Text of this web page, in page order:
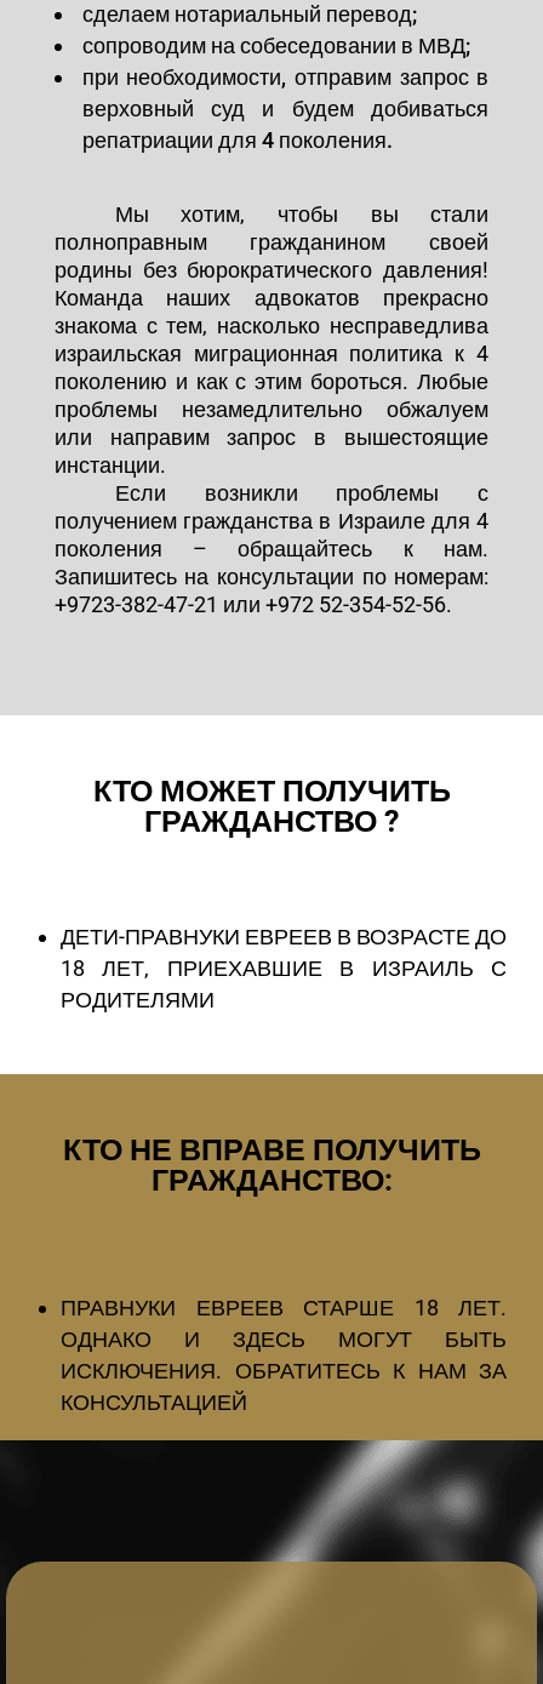
сделаем нотариальный перевод;
сопроводим на собеседовании в МВД;
при необходимости, отправим запрос в
верховный суд и будем добиваться
репатриации для 4 поколения.
Мы хотим, чтобы вы стали
полноправным гражданином своей
родины без бюрократического давления!
Команда наших адвокатов прекрасно
знакома с тем, насколько несправедлива
израильская миграционная политика к 4
поколению и как с этим бороться. Любые
проблемы незамедлительно обжалуем
или направим запрос в вышестоящие
инстанции.
Если возникли проблемы с
получением гражданства в Израиле для 4
поколения – обращайтесь к нам.
Запишитесь на консультации по номерам:
+9723-382-47-21 или +972 52-354-52-56.
КТО МОЖЕТ ПОЛУЧИТЬ
ГРАЖДАНСТВО ?
ДЕТИ-ПРАВНУКИ ЕВРЕЕВ В ВОЗРАСТЕ ДО
18 ЛЕТ, ПРИЕХАВШИЕ В ИЗРАИЛЬ С
РОДИТЕЛЯМИ
КТО НЕ ВПРАВЕ ПОЛУЧИТЬ
ГРАЖДАНСТВО:
ПРАВНУКИ ЕВРЕЕВ СТАРШЕ 18 ЛЕТ.
ОДНАКО И ЗДЕСЬ МОГУТ БЫТЬ
ИСКЛЮЧЕНИЯ. ОБРАТИТЕСЬ К НАМ ЗА
КОНСУЛЬТАЦИЕЙ